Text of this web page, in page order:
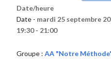
Date/heure
Date - mardi 25 septembre
19:30 - 21:00
Groupe : AA "Notre